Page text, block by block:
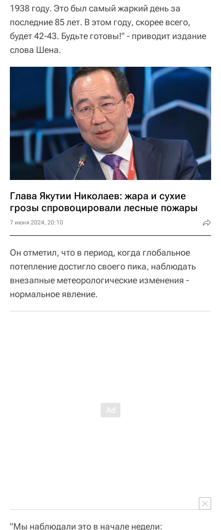
1938 году. Это был самый жаркий день за
последние 85 лет. В этом году, скорее всего,
будет 42-43. Будьте готовы!" - приводит издание
слова Шена.
Глава Якутии Николаев: жара и сухие
грозы спровоцировали лесные пожары
7 июня 2024, 20:10
Он отметил, что в период, когда глобальное
потепление достигло своего пика, наблюдать
внезапные метеорологические изменения -
нормальное явление.
"Мы наблюдали это в начале недели: